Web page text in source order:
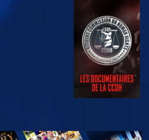
REGARDER
DÉCOUVRIR